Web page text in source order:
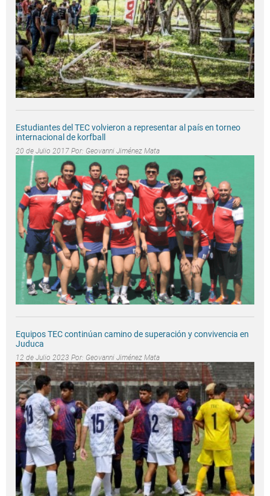
Estudiantes del TEC volvieron a representar al país en torneo
internacional de korfball
20 de Julio 2017 Por: Geovanni Jiménez Mata
Equipos TEC continúan camino de superación y convivencia en
Juduca
12 de Julio 2023 Por: Geovanni Jiménez Mata